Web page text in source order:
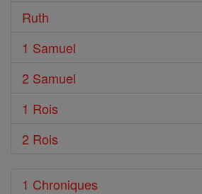
Ruth
1 Samuel
2 Samuel
1 Rois
2 Rois
1 Chroniques